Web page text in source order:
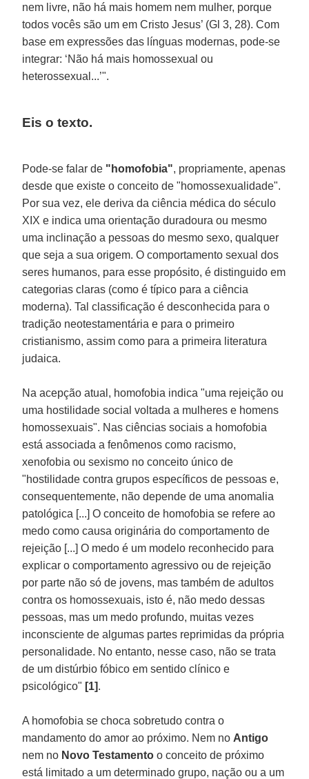
nem livre, não há mais homem nem mulher, porque
todos vocês são um em Cristo Jesus’ (Gl 3, 28). Com
base em expressões das línguas modernas, pode-se
integrar: ‘Não há mais homossexual ou
heterossexual...’".
Eis o texto.
Pode-se falar de "homofobia", propriamente, apenas
desde que existe o conceito de "homossexualidade".
Por sua vez, ele deriva da ciência médica do século
XIX e indica uma orientação duradoura ou mesmo
uma inclinação a pessoas do mesmo sexo, qualquer
que seja a sua origem. O comportamento sexual dos
seres humanos, para esse propósito, é distinguido em
categorias claras (como é típico para a ciência
moderna). Tal classificação é desconhecida para o
tradição neotestamentária e para o primeiro
cristianismo, assim como para a primeira literatura
judaica.
Na acepção atual, homofobia indica "uma rejeição ou
uma hostilidade social voltada a mulheres e homens
homossexuais". Nas ciências sociais a homofobia
está associada a fenômenos como racismo,
xenofobia ou sexismo no conceito único de
"hostilidade contra grupos específicos de pessoas e,
consequentemente, não depende de uma anomalia
patológica [...] O conceito de homofobia se refere ao
medo como causa originária do comportamento de
rejeição [...] O medo é um modelo reconhecido para
explicar o comportamento agressivo ou de rejeição
por parte não só de jovens, mas também de adultos
contra os homossexuais, isto é, não medo dessas
pessoas, mas um medo profundo, muitas vezes
inconsciente de algumas partes reprimidas da própria
personalidade. No entanto, nesse caso, não se trata
de um distúrbio fóbico em sentido clínico e
psicológico" [1].
A homofobia se choca sobretudo contra o
mandamento do amor ao próximo. Nem no Antigo
nem no Novo Testamento o conceito de próximo
está limitado a um determinado grupo, nação ou a um